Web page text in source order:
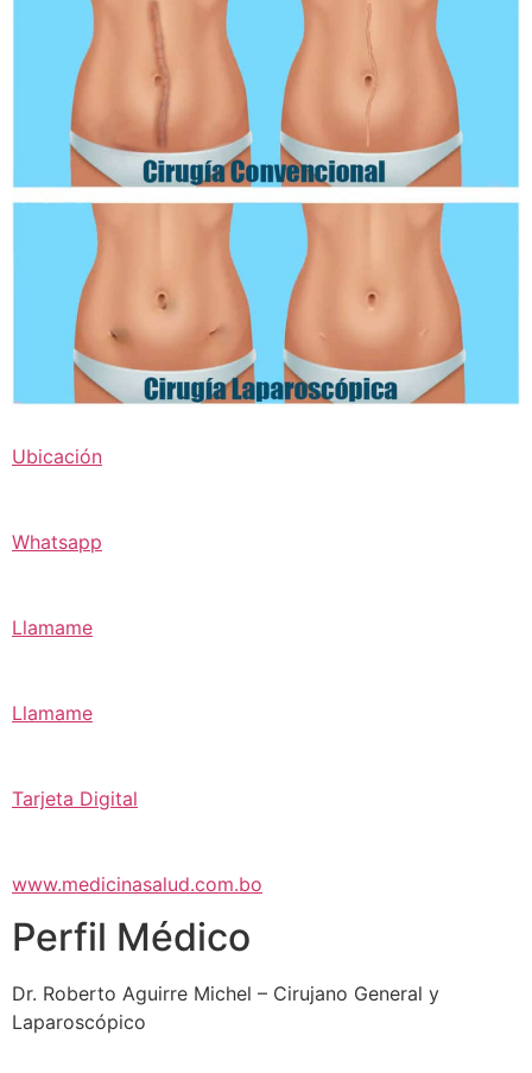
Ubicación
Whatsapp
Llamame
Llamame
Tarjeta Digital
www.medicinasalud.com.bo
Perfil Médico
Dr. Roberto Aguirre Michel – Cirujano General y
Laparoscópico